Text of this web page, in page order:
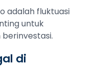
adalah fluktuasi
untuk
di